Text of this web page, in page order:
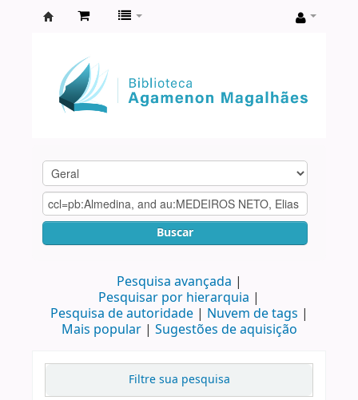
Agamenon
Magalhães
Buscar
Pesquisa avançada
Pesquisar por hierarquia
Pesquisa de autoridade
Nuvem de tags
Mais popular
Sugestões de aquisição
Filtre sua pesquisa